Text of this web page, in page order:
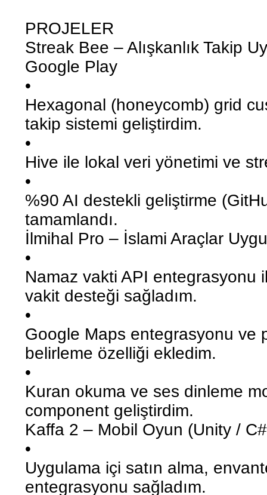
PROJELER
Streak Bee – Alışkanlık Takip
Google Play
•
Hexagonal (honeycomb) grid
takip sistemi geliştirdim.
•
Hive ile lokal veri yönetimi ve
•
%90 AI destekli geliştirme
tamamlandı.
İlmihal Pro – İslami Araçlar
•
Namaz vakti API entegrasyonu
vakit desteği sağladım.
•
Google Maps entegrasyonu ve
belirleme özelliği ekledim.
•
Kuran okuma ve ses dinleme
component geliştirdim.
Kaffa 2 – Mobil Oyun (Unity /
•
Uygulama içi satın alma,
entegrasyonu sağladım.